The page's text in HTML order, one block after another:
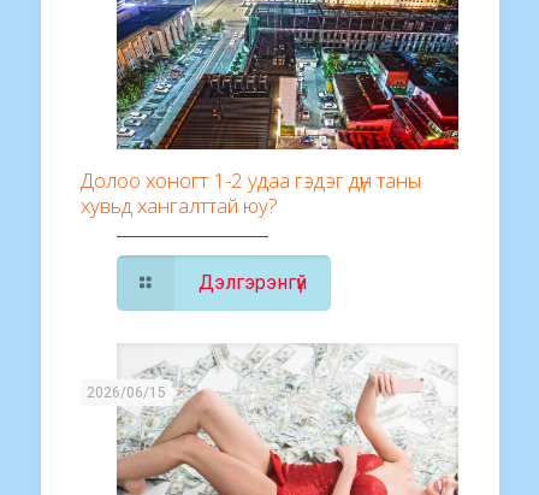
Долоо хоногт 1-2 удаа гэдэг дүн таны
хувьд хангалттай юу?
Дэлгэрэнгүй
2026/06/15